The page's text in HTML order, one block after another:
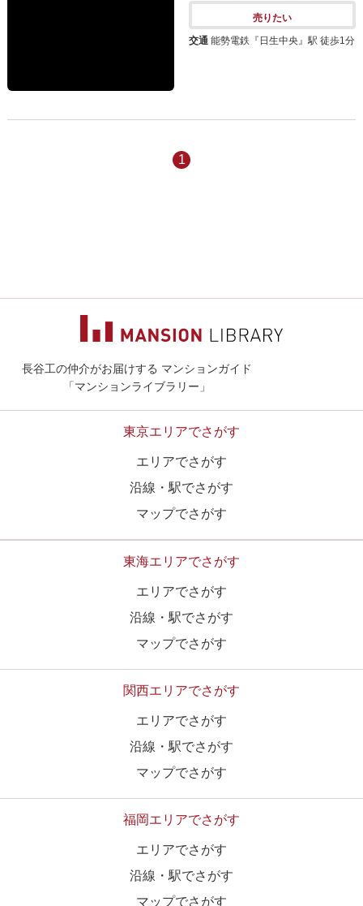
売りたい
交通 能勢電鉄『日生中央』駅 徒歩1分
1
長谷工の仲介がお届けする マンションガイド
「マンションライブラリー」
東京エリアでさがす
エリアでさがす
沿線・駅でさがす
マップでさがす
東海エリアでさがす
エリアでさがす
沿線・駅でさがす
マップでさがす
関西エリアでさがす
エリアでさがす
沿線・駅でさがす
マップでさがす
福岡エリアでさがす
エリアでさがす
沿線・駅でさがす
マップでさがす